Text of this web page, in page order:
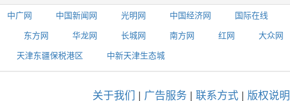
中广网 中国新闻网 光明网 中国经济网 国际在线
东方网 华龙网 长城网 南方网 红网 大众网
天津东疆保税港区 中新天津生态城
关于我们 | 广告服务 | 联系方式| 版权说明